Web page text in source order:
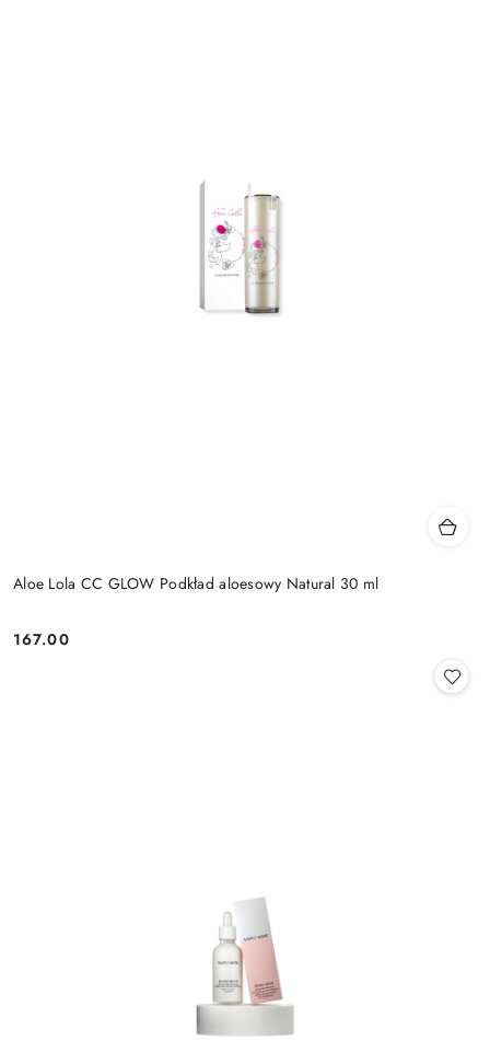
Aloe Lola CC GLOW Podkład aloesowy Natural 30 ml
Cena:
167.00